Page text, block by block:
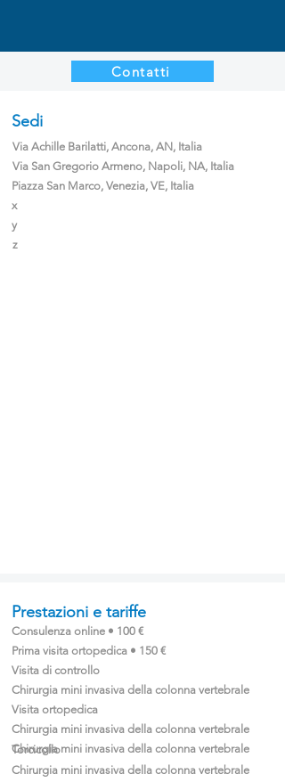
Contatti
Sedi
Via Achille Barilatti, Ancona, AN, Italia
Via San Gregorio Armeno, Napoli, NA, Italia
Piazza San Marco, Venezia, VE, Italia
x
y
z
Prestazioni e tariffe
Consulenza online • 100 €
Prima visita ortopedica • 150 €
Visita di controllo
Chirurgia mini invasiva della colonna vertebrale
Visita ortopedica
Chirurgia mini invasiva della colonna vertebrale
Chirurgia mini invasiva della colonna vertebrale
Torcicollo
Chirurgia mini invasiva della colonna vertebrale